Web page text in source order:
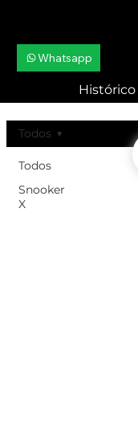
Whatsapp
Histórico
Todos
Snooker
X
Todos